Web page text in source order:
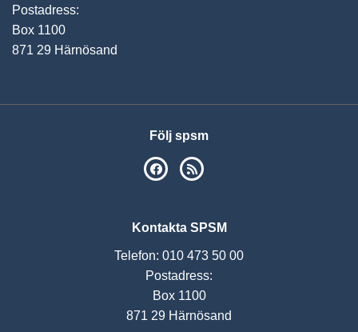
Postadress:
Box 1100
871 29 Härnösand
Följ spsm
SPSM på Facebook
Kontakta SPSM
Telefon: 010 473 50 00
Postadress:
Box 1100
871 29 Härnösand